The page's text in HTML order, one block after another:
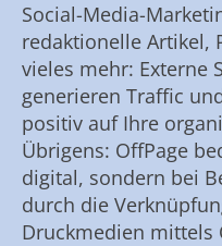
Social-Media-
redaktionelle Artikel,
vieles mehr: Externe
generieren Traffic
positiv auf Ihre
Übrigens: OffPage
digital, sondern bei
durch die
Druckmedien mittels